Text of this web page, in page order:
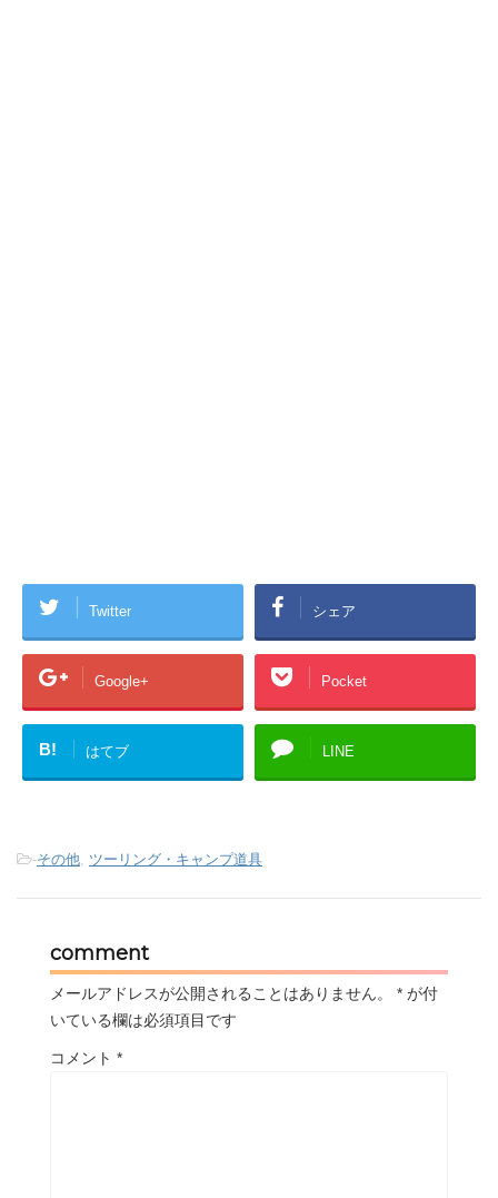
Twitter シェア
Google+ Pocket
B! はてブ LINE
-その他, ツーリング・キャンプ道具
comment
メールアドレスが公開されることはありません。 * が付
いている欄は必須項目です
コメント *